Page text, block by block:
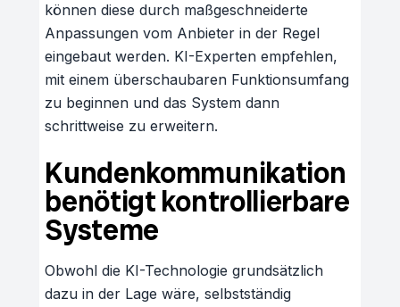
können diese durch maßgeschneiderte
Anpassungen vom Anbieter in der Regel
eingebaut werden. KI-Experten empfehlen,
mit einem überschaubaren Funktionsumfang
zu beginnen und das System dann
schrittweise zu erweitern.
Kundenkommunikation
benötigt kontrollierbare
Systeme
Obwohl die KI-Technologie grundsätzlich
dazu in der Lage wäre, selbstständig